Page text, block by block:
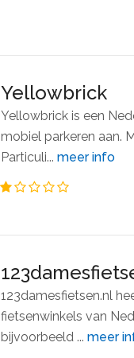
Yellowbrick
Yellowbrick is een
mobiel parkeren aan.
Particuli... meer info
123damesfietsen.nl
fietsenwinkels van
bijvoorbeeld ... meer